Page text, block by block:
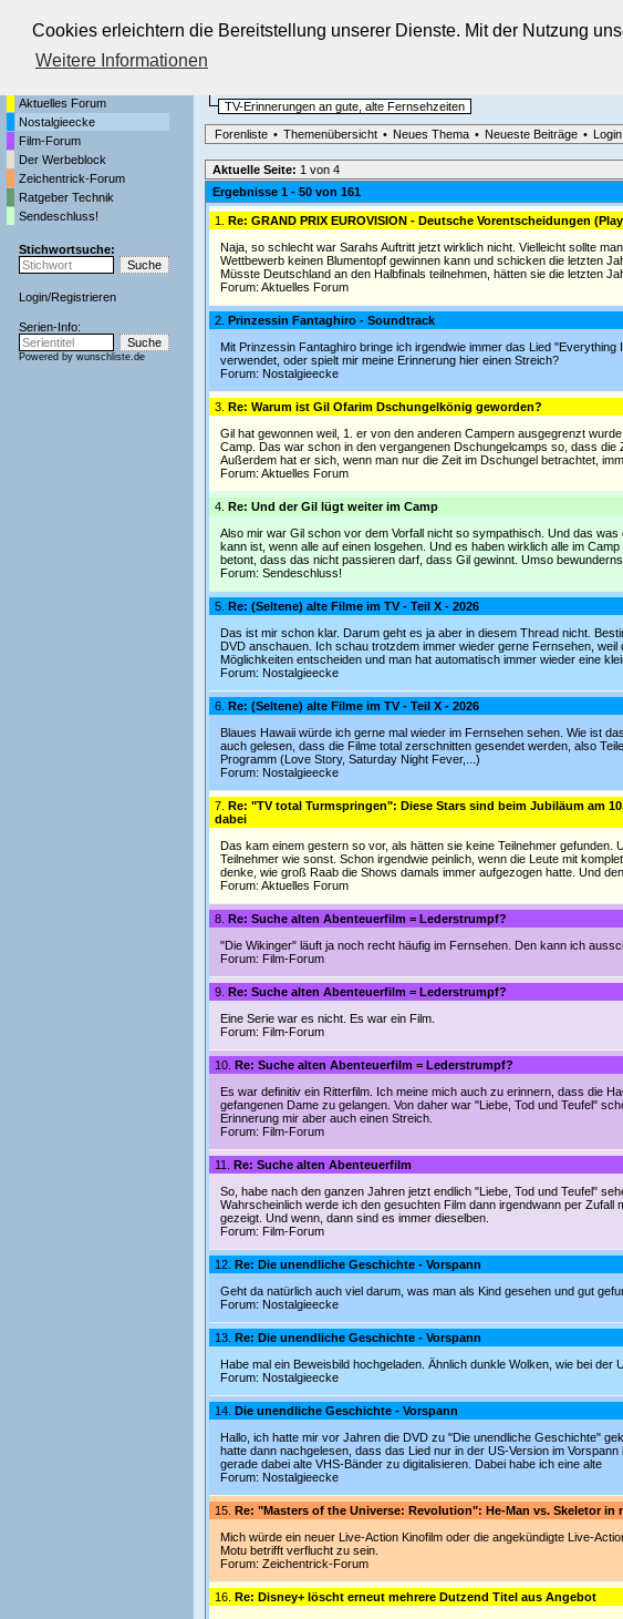
Cookies erleichtern die Bereitstellung unserer Dienste. Mit der Nutzung
Weitere Informationen
Die Fernseh-Diskussionsforen von
Aktuelles Forum
Nostalgieecke
Film-Forum
Der Werbeblock
Zeichentrick-Forum
Ratgeber Technik
Sendeschluss!
Stichwortsuche:
Login/Registrieren
Serien-Info:
Powered by wunschliste.de
TV-Erinnerungen an gute, alte Fernsehzeiten
Forenliste • Themenübersicht • Neues Thema • Neueste Beiträge • Login
Aktuelle Seite: 1 von 4
Ergebnisse 1 - 50 von 161
1. Re: GRAND PRIX EUROVISION - Deutsche Vorentscheidungen
Naja, so schlecht war Sarahs Auftritt jetzt wirklich nicht. Vielleicht sollte
Wettbewerb keinen Blumentopf gewinnen kann und schicken die letzten
Müsste Deutschland an den Halbfinals teilnehmen, hätten sie die letzten
Forum: Aktuelles Forum
2. Prinzessin Fantaghiro - Soundtrack
Mit Prinzessin Fantaghiro bringe ich irgendwie immer das Lied
verwendet, oder spielt mir meine Erinnerung hier einen Streich?
Forum: Nostalgieecke
3. Re: Warum ist Gil Ofarim Dschungelkönig geworden?
Gil hat gewonnen weil, 1. er von den anderen Campern ausgegrenzt
Camp. Das war schon in den vergangenen Dschungelcamps so, dass
Außerdem hat er sich, wenn man nur die Zeit im Dschungel betrachtet,
Forum: Aktuelles Forum
4. Re: Und der Gil lügt weiter im Camp
Also mir war Gil schon vor dem Vorfall nicht so sympathisch. Und das
kann ist, wenn alle auf einen losgehen. Und es haben wirklich alle im
betont, dass das nicht passieren darf, dass Gil gewinnt. Umso
Forum: Sendeschluss!
5. Re: (Seltene) alte Filme im TV - Teil X - 2026
Das ist mir schon klar. Darum geht es ja aber in diesem Thread nicht.
DVD anschauen. Ich schau trotzdem immer wieder gerne Fernsehen,
Möglichkeiten entscheiden und man hat automatisch immer wieder eine
Forum: Nostalgieecke
6. Re: (Seltene) alte Filme im TV - Teil X - 2026
Blaues Hawaii würde ich gerne mal wieder im Fernsehen sehen. Wie ist
auch gelesen, dass die Filme total zerschnitten gesendet werden, also
Programm (Love Story, Saturday Night Fever,...)
Forum: Nostalgieecke
7. Re: "TV total Turmspringen": Diese Stars sind beim Jubiläum am
dabei
Das kam einem gestern so vor, als hätten sie keine Teilnehmer
Teilnehmer wie sonst. Schon irgendwie peinlich, wenn die Leute mit
denke, wie groß Raab die Shows damals immer aufgezogen hatte. Und
Forum: Aktuelles Forum
8. Re: Suche alten Abenteuerfilm = Lederstrumpf?
"Die Wikinger" läuft ja noch recht häufig im Fernsehen. Den kann ich
Forum: Film-Forum
9. Re: Suche alten Abenteuerfilm = Lederstrumpf?
Eine Serie war es nicht. Es war ein Film.
Forum: Film-Forum
10. Re: Suche alten Abenteuerfilm = Lederstrumpf?
Es war definitiv ein Ritterfilm. Ich meine mich auch zu erinnern, dass die
gefangenen Dame zu gelangen. Von daher war "Liebe, Tod und Teufel"
Erinnerung mir aber auch einen Streich.
Forum: Film-Forum
11. Re: Suche alten Abenteuerfilm
So, habe nach den ganzen Jahren jetzt endlich "Liebe, Tod und Teufel"
Wahrscheinlich werde ich den gesuchten Film dann irgendwann per
gezeigt. Und wenn, dann sind es immer dieselben.
Forum: Film-Forum
12. Re: Die unendliche Geschichte - Vorspann
Geht da natürlich auch viel darum, was man als Kind gesehen und gut
Forum: Nostalgieecke
13. Re: Die unendliche Geschichte - Vorspann
Habe mal ein Beweisbild hochgeladen. Ähnlich dunkle Wolken, wie bei der
Forum: Nostalgieecke
14. Die unendliche Geschichte - Vorspann
Hallo, ich hatte mir vor Jahren die DVD zu "Die unendliche Geschichte"
hatte dann nachgelesen, dass das Lied nur in der US-Version im
gerade dabei alte VHS-Bänder zu digitalisieren. Dabei habe ich eine alte
Forum: Nostalgieecke
15. Re: "Masters of the Universe: Revolution": He-Man vs. Skeletor in
Mich würde ein neuer Live-Action Kinofilm oder die angekündigte Live-
Motu betrifft verflucht zu sein.
Forum: Zeichentrick-Forum
16. Re: Disney+ löscht erneut mehrere Dutzend Titel aus Angebot